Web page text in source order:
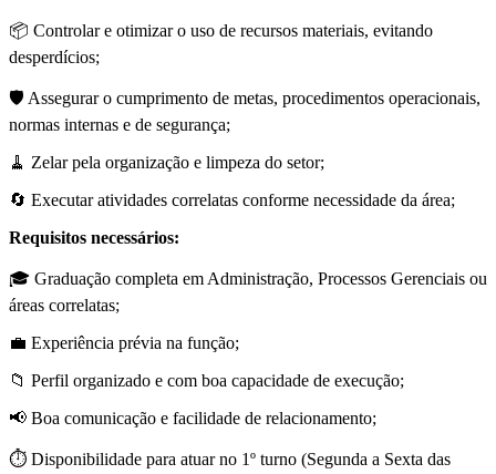
📦 Controlar e otimizar o uso de recursos materiais, evitando
desperdícios;
🛡️ Assegurar o cumprimento de metas, procedimentos operacionais,
normas internas e de segurança;
🧹 Zelar pela organização e limpeza do setor;
🔄 Executar atividades correlatas conforme necessidade da área;
Requisitos necessários:
🎓 Graduação completa em Administração, Processos Gerenciais ou
áreas correlatas;
💼 Experiência prévia na função;
📁 Perfil organizado e com boa capacidade de execução;
📢 Boa comunicação e facilidade de relacionamento;
⏱️ Disponibilidade para atuar no 1º turno (Segunda a Sexta das